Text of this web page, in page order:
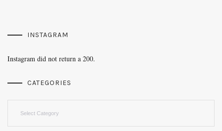
INSTAGRAM
Instagram did not return a 200.
CATEGORIES